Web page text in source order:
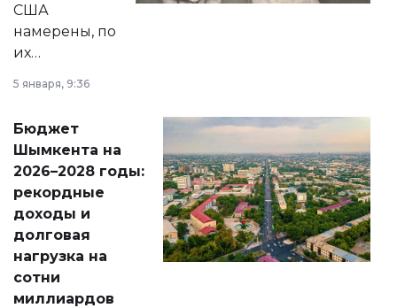
США
намерены, по
их
принести
народу
Венесуэлы.
5 января, 9:36
Бюджет
Шымкента на
2026–2028 годы:
рекордные
доходы и
долговая
нагрузка на
сотни
миллиардов